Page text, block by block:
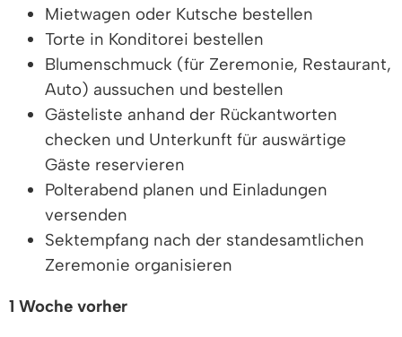
Mietwagen oder Kutsche bestellen
Torte in Konditorei bestellen
Blumenschmuck (für Zeremonie, Restaurant,
Auto) aussuchen und bestellen
Gästeliste anhand der Rückantworten
checken und Unterkunft für auswärtige
Gäste reservieren
Polterabend planen und Einladungen
versenden
Sektempfang nach der standesamtlichen
Zeremonie organisieren
1 Woche vorher